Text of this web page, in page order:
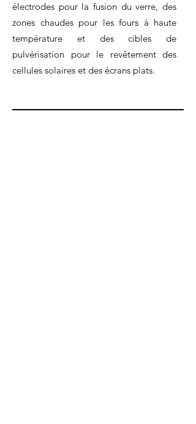
électrodes pour la fusion du verre, des
zones chaudes pour les fours à haute
température et des cibles de
pulvérisation pour le revêtement des
cellules solaires et des écrans plats.